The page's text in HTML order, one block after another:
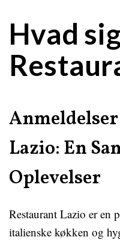
Hvad
Lazio: En
Oplevelser
Restaurant Lazio er en
italienske køkken og